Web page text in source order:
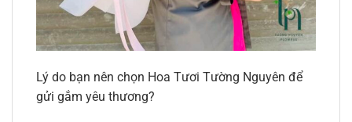
Lý do bạn nên chọn Hoa Tươi Tường Nguyên để
gửi gắm yêu thương?